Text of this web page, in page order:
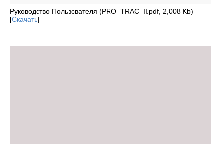
Руководство Пользователя (PRO_TRAC_II.pdf, 2,008 Kb)
[Скачать]